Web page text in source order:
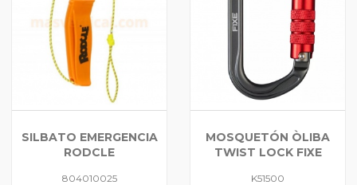
SILBATO EMERGENCIA
RODCLE
804010025
MOSQUETÓN ÒLIBA
TWIST LOCK FIXE
K51500